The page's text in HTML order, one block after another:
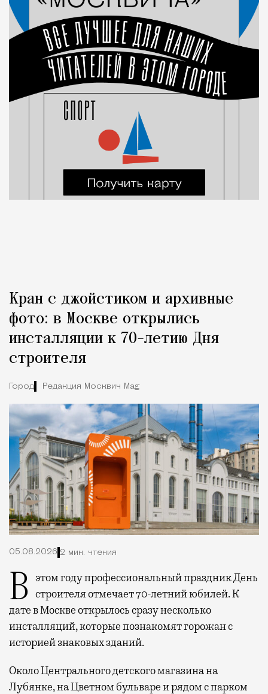
Кран с джойстиком и архивные
фото: в Москве открылись
инсталляции к 70-летию Дня
строителя
Город Редакция Москвич Mag
05.08.2026 2 мин. чтения
В этом году профессиональный праздник День строителя отмечает 70-летний юбилей. К
дате в Москве открылось сразу несколько
инсталляций, которые познакомят горожан с
историей знаковых зданий.
Около Центрального детского магазина на
Лубянке, на Цветном бульваре и рядом с парком